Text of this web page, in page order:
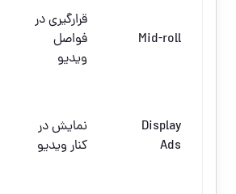
Mid-roll
قرارگیری در
فواصل
ویدیو
Display
Ads
نمایش در
کنار ویدیو